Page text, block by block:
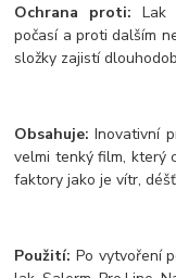
Ochrana proti: Lak
počasí a proti dalším
složky zajistí
Obsahuje: Inovativní
velmi tenký film, který
faktory jako je vítr,
Použití: Po vytvoření